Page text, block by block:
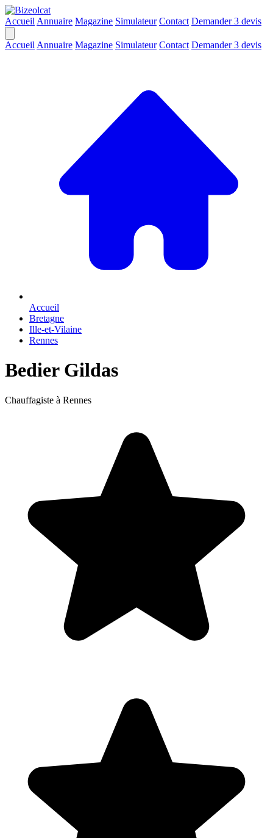
Accueil Annuaire Magazine Simulateur Contact Demander 3 devis
Accueil Annuaire Magazine Simulateur Contact Demander 3 devis
Accueil
Bretagne
Ille-et-Vilaine
Rennes
Bedier Gildas
Chauffagiste à Rennes